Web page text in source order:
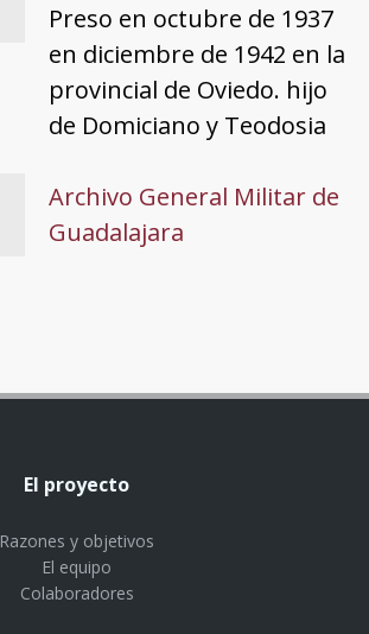
Preso en octubre de 1937
en diciembre de 1942 en la
provincial de Oviedo. hijo
de Domiciano y Teodosia
Archivo General Militar de
Guadalajara
El proyecto
Razones y objetivos
El equipo
Colaboradores